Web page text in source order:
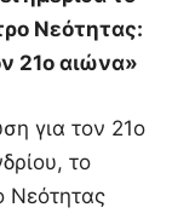
Νεότητας:
21ο αιώνα»
για τον 21ο
το
Νεότητας